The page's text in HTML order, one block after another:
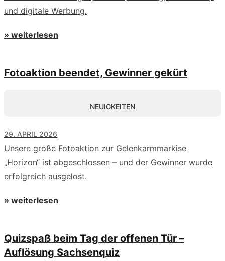
und digitale Werbung.
» weiterlesen
Fotoaktion beendet, Gewinner gekürt
NEUIGKEITEN
29. APRIL 2026
Unsere große Fotoaktion zur Gelenkarmmarkise
„Horizon“ ist abgeschlossen – und der Gewinner wurde
erfolgreich ausgelost.
» weiterlesen
Quizspaß beim Tag der offenen Tür –
Auflösung Sachsenquiz